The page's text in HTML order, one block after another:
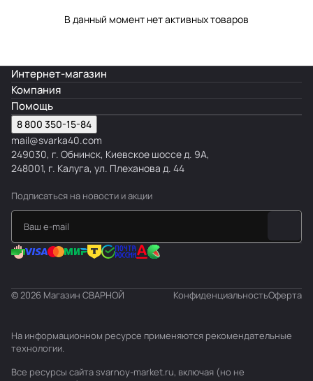
В данный момент нет активных товаров
Интернет-магазин
Компания
Помощь
8 800 350-15-84
mail@svarka40.com
249030, г. Обнинск, Киевское шоссе д. 9А,
248001, г. Калуга, ул. Плеханова д. 44
Подписаться на новости и акции
© 2026 Магазин СВАРНОЙ КонфиденциальностьОферта
На информационном ресурсе применяются рекомендательные
технологии.
Все ресурсы сайта svarnoy-market.ru, включая (но не